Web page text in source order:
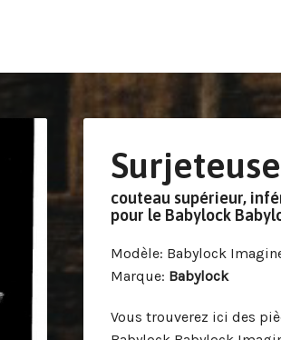
couteau supérieur,
pour le Babylock
Modèle: Babylock
Marque: Babylock
Vous trouverez ici des